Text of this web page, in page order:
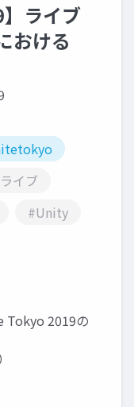
ライブ
おける
イブ
#Unity
Tokyo 2019の